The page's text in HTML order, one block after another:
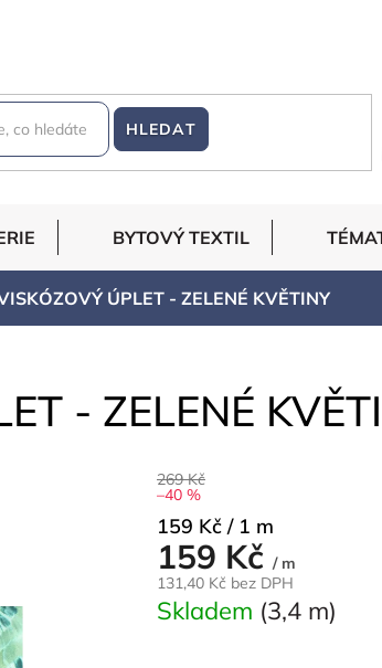
HLEDAT
BYTOVÝ TEXTIL
ÚPLET - ZELENÉ KVĚTINY
- ZELENÉ
269 Kč
–40 %
159 Kč / m
131,40 Kč bez DPH
Měrná
cena:
159 Kč / 1 m
Skladem (3,4 m)